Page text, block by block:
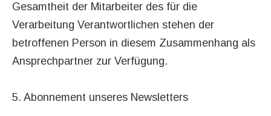
Gesamtheit der Mitarbeiter des für die
Verarbeitung Verantwortlichen stehen der
betroffenen Person in diesem Zusammenhang als
Ansprechpartner zur Verfügung.
5. Abonnement unseres Newsletters